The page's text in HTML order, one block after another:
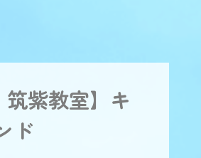
紫教室】キ
ド